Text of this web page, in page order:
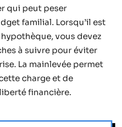
qui peut peser
familial. Lorsqu’il est
vous devez
à suivre pour éviter
La mainlevée permet
charge et de
financière.